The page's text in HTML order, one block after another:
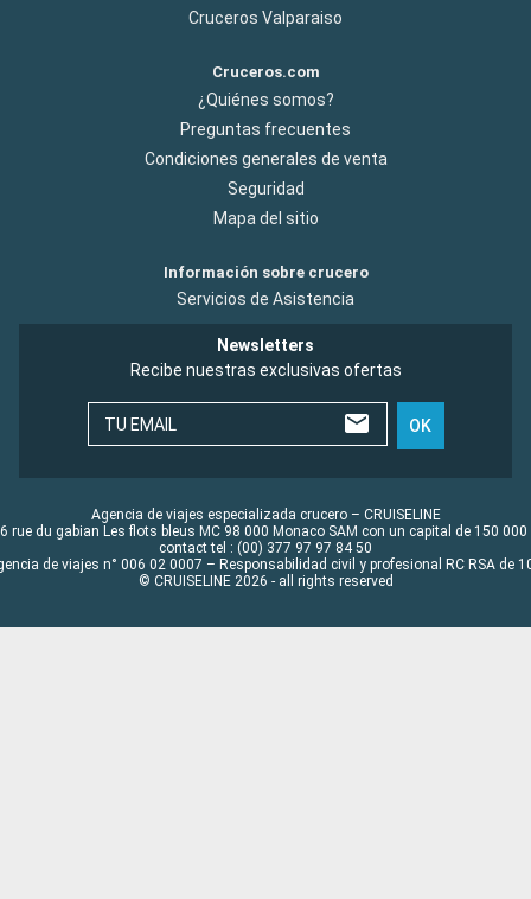
Cruceros Valparaiso
Cruceros.com
¿Quiénes somos?
Preguntas frecuentes
Condiciones generales de venta
Seguridad
Mapa del sitio
Información sobre crucero
Servicios de Asistencia
Newsletters
Recibe nuestras exclusivas ofertas
TU EMAIL OK
Agencia de viajes especializada crucero – CRUISELINE
rue du gabian Les flots bleus MC 98 000 Monaco SAM con un capital de 150 000
contact tel : (00) 377 97 97 84 50
de viajes n° 006 02 0007 – Responsabilidad civil y profesional RC RSA de
© CRUISELINE 2026 - all rights reserved